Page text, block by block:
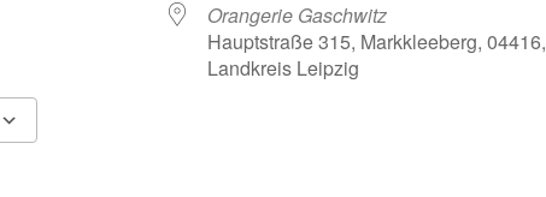
Orangerie Gaschwitz
Hauptstraße 315, Markkleeberg, 04416,
Landkreis Leipzig